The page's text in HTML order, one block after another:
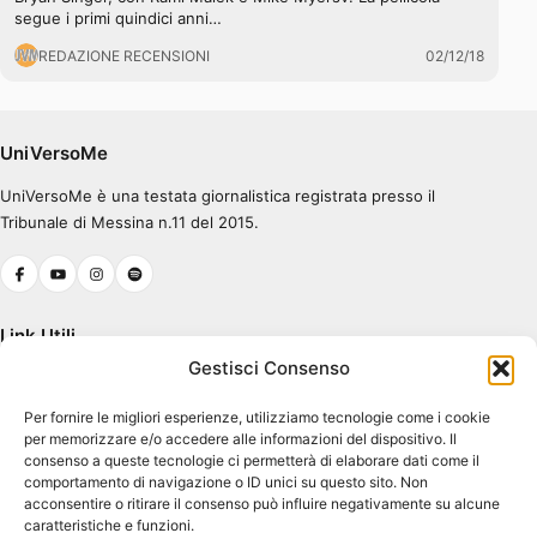
Gestisci Consenso
Per fornire le migliori esperienze, utilizziamo tecnologie come i cookie
per memorizzare e/o accedere alle informazioni del dispositivo. Il
consenso a queste tecnologie ci permetterà di elaborare dati come il
comportamento di navigazione o ID unici su questo sito. Non
acconsentire o ritirare il consenso può influire negativamente su alcune
caratteristiche e funzioni.
segue i primi quindici anni…
REDAZIONE RECENSIONI 02/12/18
UniVersoMe
UniVersoMe è una testata giornalistica registrata presso il
Tribunale di Messina n.11 del 2015.
Link Utili
Cookie Policy (UE)
Terms & Conditions